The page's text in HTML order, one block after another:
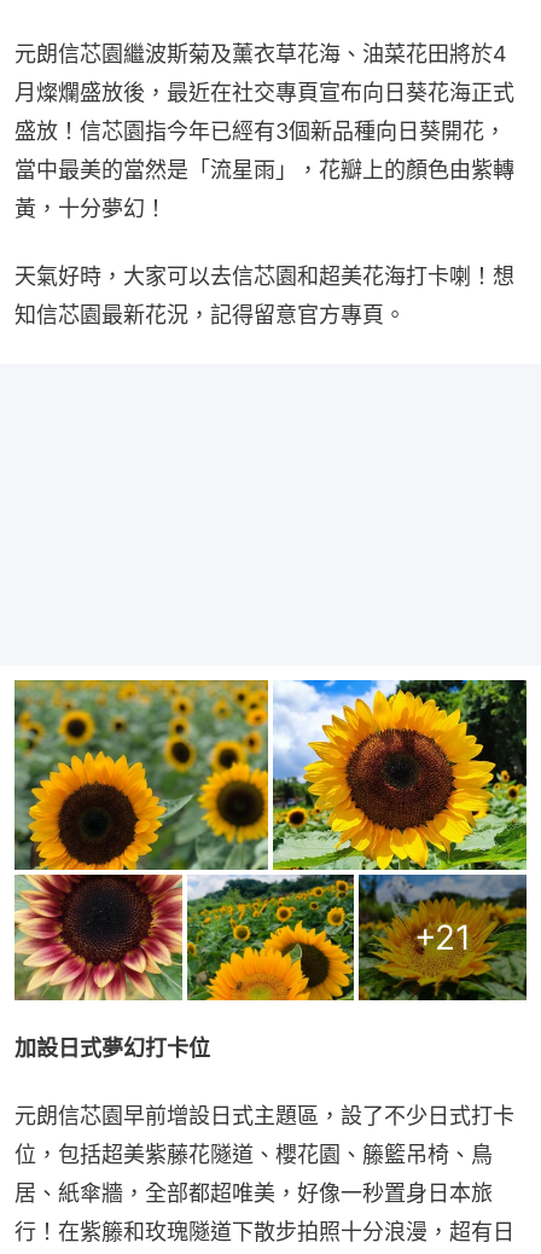
元朗信芯園繼波斯菊及薰衣草花海、油菜花田將於4
月燦爛盛放後，最近在社交專頁宣布向日葵花海正式
盛放！信芯園指今年已經有3個新品種向日葵開花，
當中最美的當然是「流星雨」，花瓣上的顏色由紫轉
黃，十分夢幻！
天氣好時，大家可以去信芯園和超美花海打卡喇！想
知信芯園最新花況，記得留意官方專頁。
+21
加設日式夢幻打卡位
元朗信芯園早前增設日式主題區，設了不少日式打卡
位，包括超美紫藤花隧道、櫻花園、籐籃吊椅、鳥
居、紙傘牆，全部都超唯美，好像一秒置身日本旅
行！在紫籐和玫瑰隧道下散步拍照十分浪漫，超有日